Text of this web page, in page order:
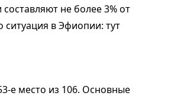
не более 3% от
ситуация в Эфиопии: тут
е место из 106. Основные